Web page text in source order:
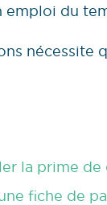
emploi du
nécessite
la prime
fiche de